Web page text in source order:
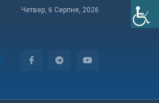
Четвер, 6 Серпня, 2026